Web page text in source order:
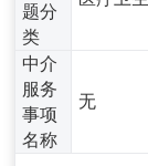
题分
类
中介
服务
事项
名称
无